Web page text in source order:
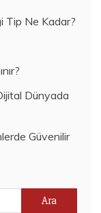
Tip Ne Kadar?
Dünyada
Güvenilir